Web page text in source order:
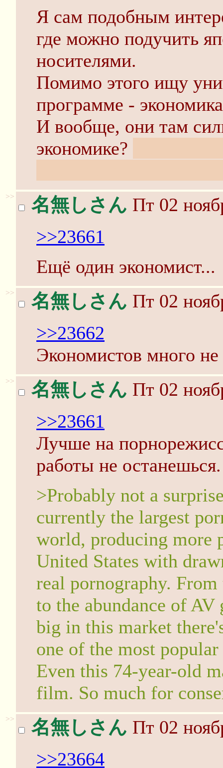
Я сам подобным
где можно подучить
носителями.
Помимо этого ищу
программе -
И вообще, они там
экономике?
>> 名無しさん Пт 02
>>23661
Ещё один экономист...
>> 名無しさん Пт 02
>>23662
Экономистов много не
>> 名無しさん Пт 02
>>23661
Лучше на
работы не
>Probably not a
currently the largest
world, producing more
United States with
real pornography.
to the abundance of
big in this market
one of the most
Even this 74-year-old
film. So much for
>> 名無しさん Пт 02
>>23664